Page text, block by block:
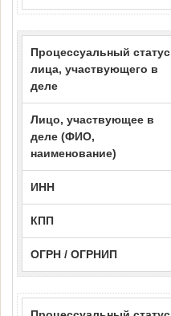
Процессуальный статус
лица, участвующего в
деле
Лицо, участвующее в
деле (ФИО,
наименование)
ИНН
КПП
ОГРН / ОГРНИП